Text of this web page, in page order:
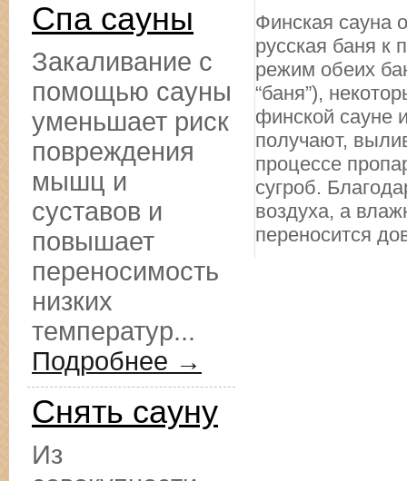
Финская сауна
русская баня к
режим обеих
“баня”),
финской сауне
получают,
процессе
сугроб.
воздуха, а
переносится
Спа сауны
Закаливание с
помощью сауны
уменьшает риск
повреждения
мышц и
суставов и
повышает
переносимость
низких
температур...
Подробнее →
Снять сауну
Из